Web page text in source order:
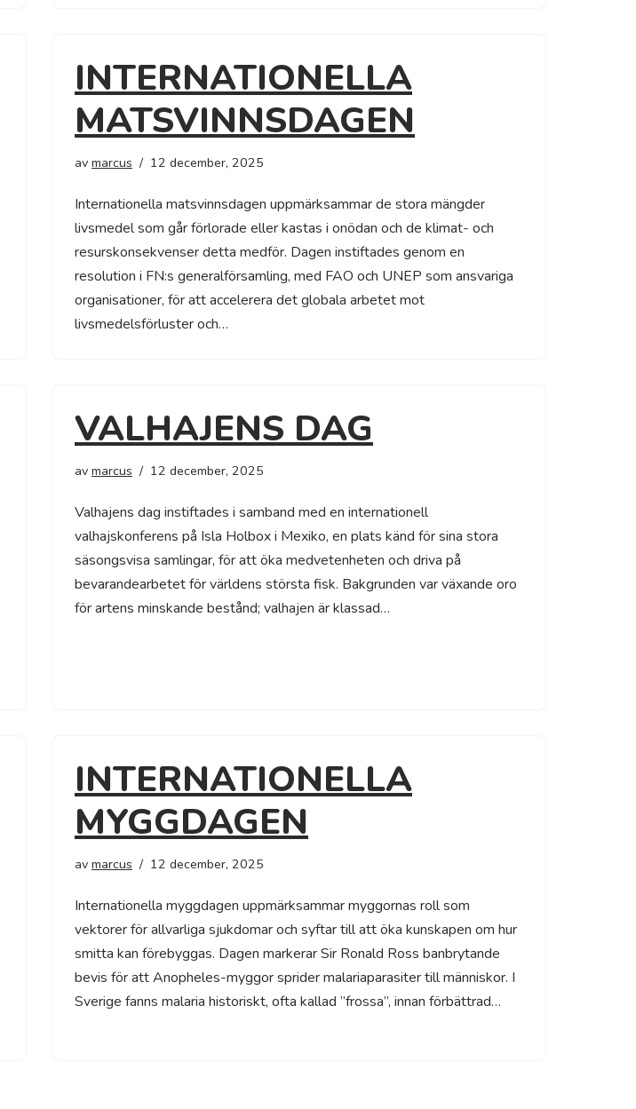
INTERNATIONELLA
MATSVINNSDAGEN
av marcus 12 december, 2025
Internationella matsvinnsdagen uppmärksammar de stora mängder
livsmedel som går förlorade eller kastas i onödan och de klimat- och
resurskonsekvenser detta medför. Dagen instiftades genom en
resolution i FN:s generalförsamling, med FAO och UNEP som ansvariga
organisationer, för att accelerera det globala arbetet mot
livsmedelsförluster och…
VALHAJENS DAG
av marcus 12 december, 2025
Valhajens dag instiftades i samband med en internationell
valhajskonferens på Isla Holbox i Mexiko, en plats känd för sina stora
säsongsvisa samlingar, för att öka medvetenheten och driva på
bevarandearbetet för världens största fisk. Bakgrunden var växande oro
för artens minskande bestånd; valhajen är klassad…
INTERNATIONELLA
MYGGDAGEN
av marcus 12 december, 2025
Internationella myggdagen uppmärksammar myggornas roll som
vektorer för allvarliga sjukdomar och syftar till att öka kunskapen om hur
smitta kan förebyggas. Dagen markerar Sir Ronald Ross banbrytande
bevis för att Anopheles-myggor sprider malariaparasiter till människor. I
Sverige fanns malaria historiskt, ofta kallad ”frossa”, innan förbättrad…